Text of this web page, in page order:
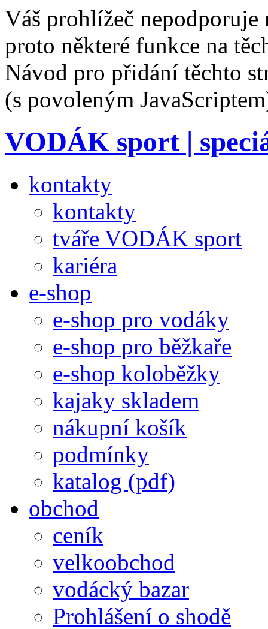
Váš prohlížeč nepodporuje
proto některé funkce na
Návod pro přidání těchto
(s povoleným
VODÁK sport |
kontakty
kontakty
tváře VODÁK sport
kariéra
e-shop
e-shop pro vodáky
e-shop pro běžkaře
e-shop koloběžky
kajaky skladem
nákupní košík
podmínky
katalog (pdf)
obchod
ceník
velkoobchod
vodácký bazar
Prohlášení o shodě